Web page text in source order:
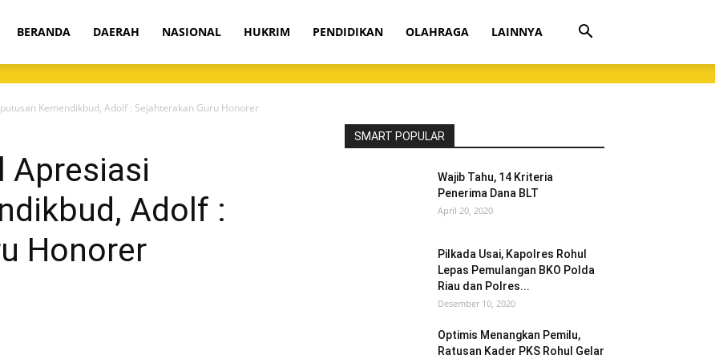
BERANDA DAERAH NASIONAL HUKRIM PENDIDIKAN OLAHRAGA LAINNYA
Kemendikbud, Adolf : Sejahterakan Guru Honorer
Apresiasi
Adolf :
Honorer
SMART POPULAR
Wajib Tahu, 14 Kriteria
Penerima Dana BLT
April 20, 2020
Pilkada Usai, Kapolres Rohul
Lepas Pemulangan BKO Polda
Riau dan Polres...
Desember 10, 2020
Optimis Menangkan Pemilu,
Ratusan Kader PKS Rohul Gelar